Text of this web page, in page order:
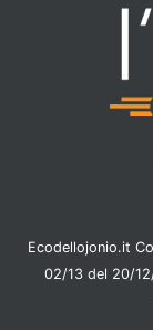
Ecodellojonio.it
02/13 del 20/